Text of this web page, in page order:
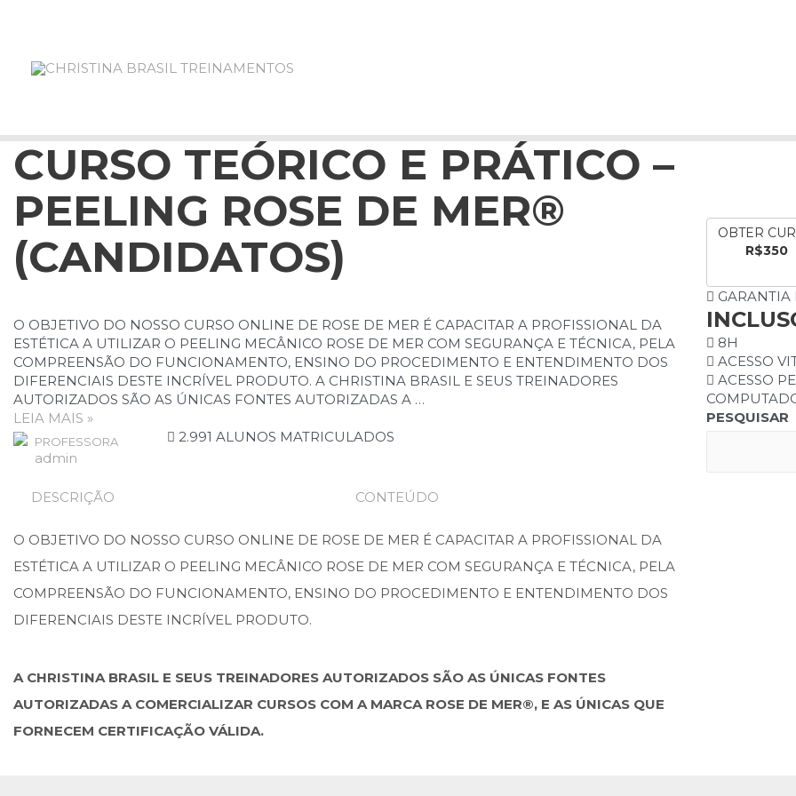
CONTEÚDO
CURSO TEÓRICO E PRÁTICO –
PEELING ROSE DE MER®️
(CANDIDATOS)
O OBJETIVO DO NOSSO CURSO ONLINE DE ROSE DE MER É CAPACITAR A PROFISSIONAL DA
ESTÉTICA A UTILIZAR O PEELING MECÂNICO ROSE DE MER COM SEGURANÇA E TÉCNICA, PELA
COMPREENSÃO DO FUNCIONAMENTO, ENSINO DO PROCEDIMENTO E ENTENDIMENTO DOS
DIFERENCIAIS DESTE INCRÍVEL PRODUTO. A CHRISTINA BRASIL E SEUS TREINADORES
AUTORIZADOS SÃO AS ÚNICAS FONTES AUTORIZADAS A …
CURSO
TEÓRICO
DE
MER®️
(CANDIDATOS)
LEIA MAIS »
PROFESSORA
admin
2.991 ALUNOS MATRICULADOS
DESCRIÇÃO CONTEÚDO
O OBJETIVO DO NOSSO CURSO ONLINE DE ROSE DE MER É CAPACITAR A PROFISSIONAL DA
ESTÉTICA A UTILIZAR O PEELING MECÂNICO ROSE DE MER COM SEGURANÇA E TÉCNICA, PELA
COMPREENSÃO DO FUNCIONAMENTO, ENSINO DO PROCEDIMENTO E ENTENDIMENTO DOS
DIFERENCIAIS DESTE INCRÍVEL PRODUTO.
A CHRISTINA BRASIL E SEUS TREINADORES AUTORIZADOS SÃO AS ÚNICAS FONTES
AUTORIZADAS A COMERCIALIZAR CURSOS COM A MARCA ROSE DE MER®️, E AS ÚNICAS QUE
FORNECEM CERTIFICAÇÃO VÁLIDA.
OBTER
R$350
GARANTIA
8H
ACESSO
ACESSO
PESQUISAR